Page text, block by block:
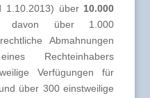
1.10.2013) über 10.000
davon über 1.000
Abmahnungen
Rechteinhabers
Verfügungen für
über 300 einstweilige